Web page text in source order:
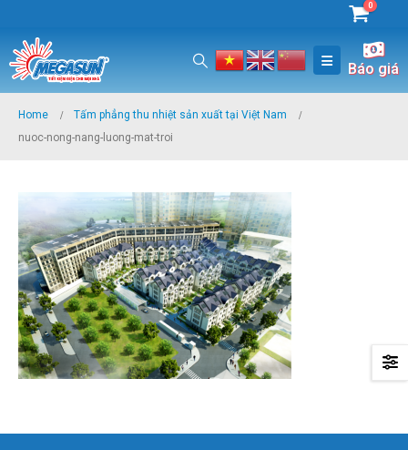
0
Báo giá
Home
Tấm phẳng thu nhiệt sản xuất tại Việt Nam
nuoc-nong-nang-luong-mat-troi